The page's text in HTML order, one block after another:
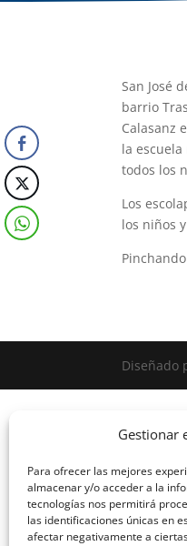
Gestionar
Para ofrecer las mejores
almacenar y/o acceder a la
tecnologías nos permitirá
las identificaciones únicas en
afectar negativamente a
San José
barrio
Calasanz
la
todos los
Los
los niños
Diseñado